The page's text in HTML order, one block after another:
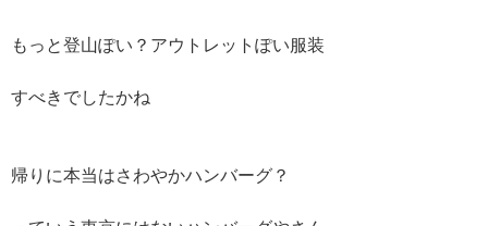
もっと登山ぽい？アウトレットぽい服装
すべきでしたかね
帰りに本当はさわやかハンバーグ？